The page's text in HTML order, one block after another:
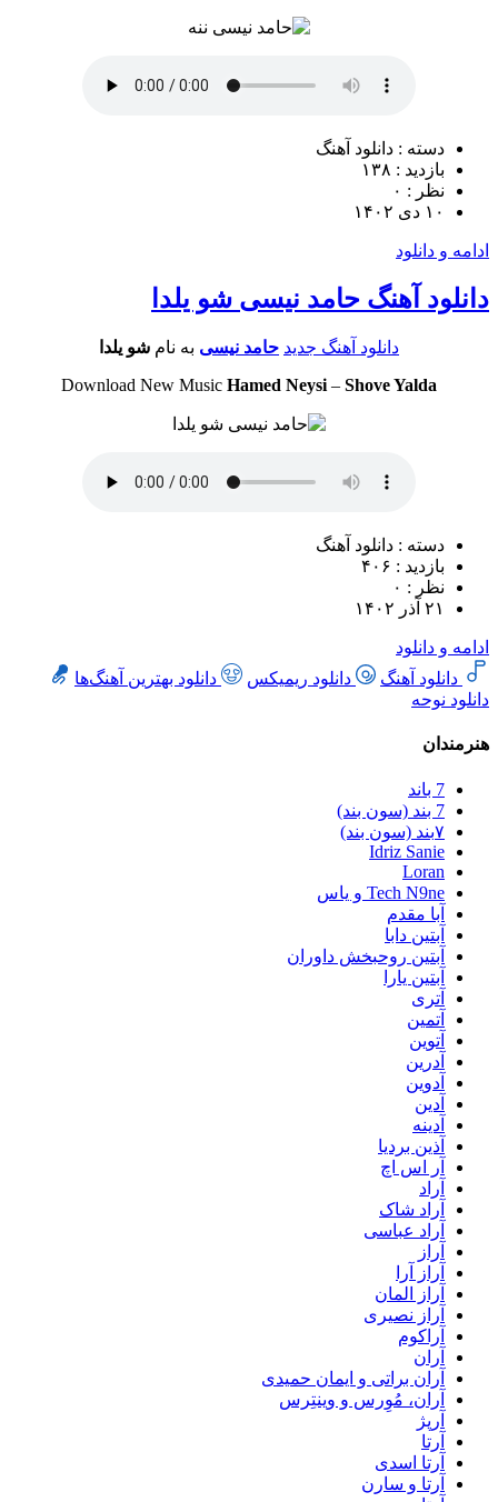
دسته : دانلود آهنگ
بازدید : ۱۳۸
نظر : ۰
۱۰ دی ۱۴۰۲
ادامه و دانلود
دانلود آهنگ حامد نیسی شو یلدا
دانلود آهنگ جدید حامد نیسی به نام شو یلدا
Download New Music Hamed Neysi – Shove Yalda
دسته : دانلود آهنگ
بازدید : ۴۰۶
نظر : ۰
۲۱ آذر ۱۴۰۲
ادامه و دانلود
دانلود آهنگ
دانلود ریمیکس
دانلود بهترین آهنگ‌ها
دانلود نوحه
هنرمندان
7 باند
7 بند (سون بند)
۷بند (سون بند)
Idriz Sanie
Loran
Tech N9ne و یاس
آبا مقدم
آبتین دابا
آبتین روحبخش داوران
آبتین یارا
آتری
آتمین
آتوین
آدرین
آدوین
آدین
آدینه
آذین بردیا
آر اس اچ
آراد
آراد شاک
آراد عباسی
آراز
آراز آرا
آراز المان
آراز نصیری
آراکوم
آران
آران براتی و ایمان حمیدی
آران، مُوِرس و وینتِرس
آرپژ
آرتا
آرتا اسدی
آرتا و سارن